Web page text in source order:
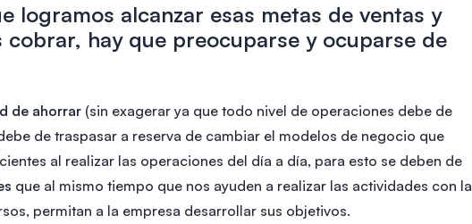
logramos alcanzar esas metas de ventas y
cobrar, hay que preocuparse y ocuparse de
de ahorrar (sin exagerar ya que todo nivel de operaciones debe de
de traspasar a reserva de cambiar el modelos de negocio que
al realizar las operaciones del día a día, para esto se deben de
que al mismo tiempo que nos ayuden a realizar las actividades con la
permitan a la empresa desarrollar sus objetivos.